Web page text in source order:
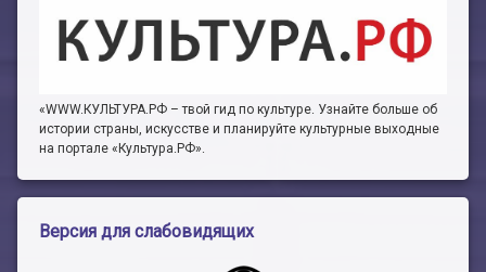
«WWW.КУЛЬТУРА.РФ – твой гид по культуре. Узнайте больше об
истории страны, искусстве и планируйте культурные выходные
на портале «Культура.РФ».
Версия для слабовидящих